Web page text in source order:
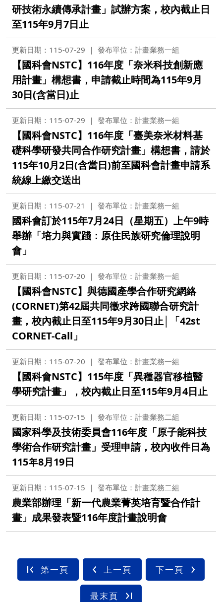
研技術永續傳承計畫」試辦方案，校內截止日
至115年9月7日止
更新日期：115-07-29 發布單位：計畫業務一組
【國科會NSTC】116年度「奈米科技創新應
用計畫」構想書，申請截止時間為115年9月
30日(含當日)止
更新日期：115-07-29 發布單位：計畫業務一組
【國科會NSTC】116年度「臺美奈米材料基
礎科學研發共同合作研究計畫」構想書，請於
115年10月2日(含當日)前至國科會計畫申請系
統線上繳交送出
更新日期：115-07-21 發布單位：計畫業務一組
國科會訂於115年7月24日（星期五）上午9時
舉辦「培力與實踐：原住民族研究倫理說明
會」
更新日期：115-07-20 發布單位：計畫業務一組
【國科會NSTC】與德國產學合作研究網絡
(CORNET)第42屆共同徵求跨國聯合研究計
畫，校內截止日至115年9月30日止│「42st
CORNET-Call」
更新日期：115-07-20 發布單位：計畫業務一組
【國科會NSTC】115年度「異種器官移植醫
學研究計畫」，校內截止日至115年9月4日止
更新日期：115-07-15 發布單位：計畫業務二組
國家科學及技術委員會116年度「原子能科技
學術合作研究計畫」受理申請，校內收件日為
115年8月19日
更新日期：115-07-15 發布單位：計畫業務二組
農業部辦理「新一代農業菁英培育暨合作計
畫」成果發表暨116年度計畫說明會
第一頁 上一頁 下一頁
最末頁